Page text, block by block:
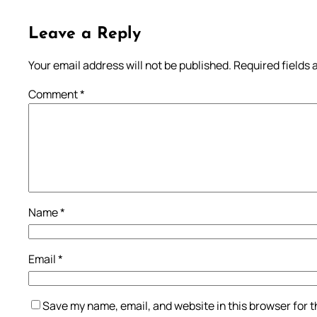
Leave a Reply
Your email address will not be published. Required fields
Comment*
Name*
Email*
Save my name, email, and website in this browser for